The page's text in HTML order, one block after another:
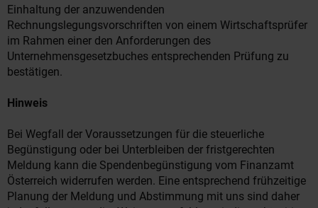
Einhaltung der anzuwendenden
Rechnungslegungsvorschriften von einem Wirtschaftsprüfer
im Rahmen einer den Anforderungen des
Unternehmensgesetzbuches entsprechenden Prüfung zu
bestätigen.
Hinweis
Bei Wegfall der Voraussetzungen für die steuerliche
Begünstigung oder bei Unterbleiben der fristgerechten
Meldung kann die Spendenbegünstigung vom Finanzamt
Österreich widerrufen werden. Eine entsprechend frühzeitige
Planung der Meldung und Abstimmung mit uns sind daher